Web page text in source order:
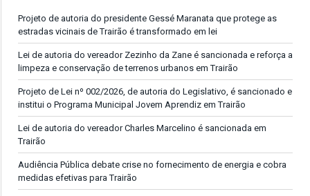
Projeto de autoria do presidente Gessé Maranata que protege as
estradas vicinais de Trairão é transformado em lei
Lei de autoria do vereador Zezinho da Zane é sancionada e reforça a
limpeza e conservação de terrenos urbanos em Trairão
Projeto de Lei nº 002/2026, de autoria do Legislativo, é sancionado e
institui o Programa Municipal Jovem Aprendiz em Trairão
Lei de autoria do vereador Charles Marcelino é sancionada em
Trairão
Audiência Pública debate crise no fornecimento de energia e cobra
medidas efetivas para Trairão